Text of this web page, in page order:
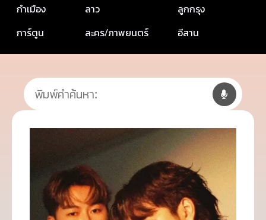
กำเมือง
ลาว
ลูกกรุง
การ์ตูน
ละคร/ภาพยนตร์ อีสาน